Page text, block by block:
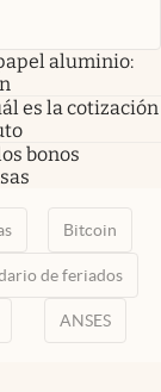
aluminio:
es la cotización
bonos
Bitcoin
de feriados
ANSES
pestañapestaña
en nueva pestaña